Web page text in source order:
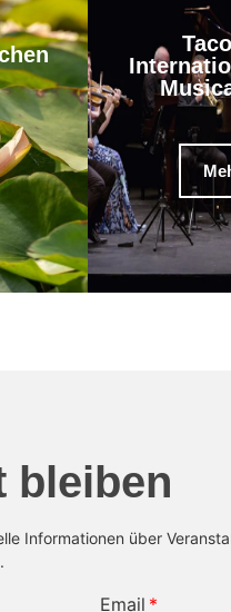
bleiben
Informationen über
Email